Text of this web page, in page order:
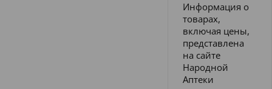
Информация о
товарах,
включая цены,
представлена
на сайте
Народной
Аптеки